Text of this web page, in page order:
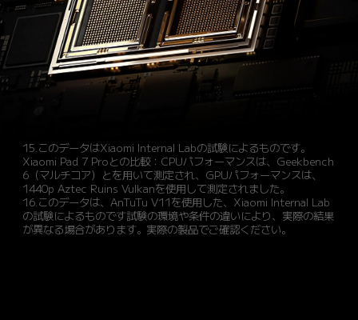
15.このデータはXiaomi Internal Labの試験によるものです。
Xiaomi Pad 7 Proとの比較：CPUパフォーマンスは、Geekbench
6（マルチコア）とを用いて測定され、GPUパフォーマンスは、
1440p Aztec Ruins Vulkanを使用して測定されました。
16.このデータは、AnTuTu V11を使用した、Xiaomi Internal Lab
の試験によるものです試験の環境や条件の違いにより、実際の結果
が異なる場合があります。実際の製品でご確認ください。